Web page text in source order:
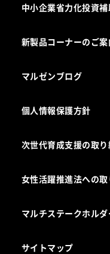
海外出店をご検討
中小企業省力化投資
新製品コーナーのご案
マルゼンブログ
個人情報保護方針
次世代育成支援の取り
女性活躍推進法への
マルチステークホル
サイトマップ